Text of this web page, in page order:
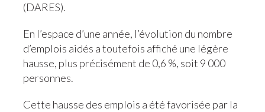
(DARES).
En l’espace d’une année, l’évolution du nombre
d’emplois aidés a toutefois affiché une légère
hausse, plus précisément de 0,6 %, soit 9 000
personnes.
Cette hausse des emplois a été favorisée par la